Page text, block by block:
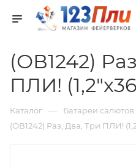
(ОВ1242)
ПЛИ!
Каталог — Батареи салютов
(ОВ1242) Раз, Два, Три ПЛИ!